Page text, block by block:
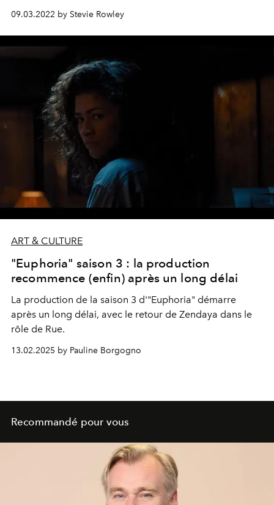
09.03.2022 by Stevie Rowley
ART & CULTURE
"Euphoria" saison 3 : la production
recommence (enfin) après un long délai
La production de la saison 3 d'"Euphoria" démarre
après un long délai, avec le retour de Zendaya dans le
rôle de Rue.
13.02.2025 by Pauline Borgogno
Recommandé pour vous